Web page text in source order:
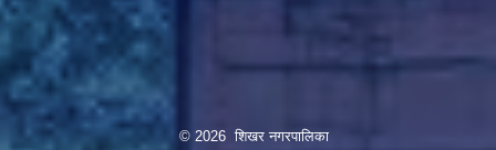
© 2026 शिखर नगरपालिका